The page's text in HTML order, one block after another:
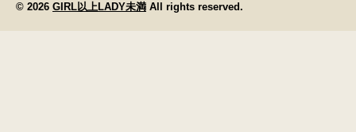
© 2026 GIRL以上LADY未満 All rights reserved.